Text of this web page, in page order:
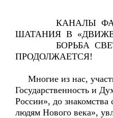
КАНАЛЫ
ШАТАНИЯ В
БОРЬБА
ПРОДОЛЖАЕТСЯ!
Многие из нас,
Государственность и
России», до
людям Нового века»,